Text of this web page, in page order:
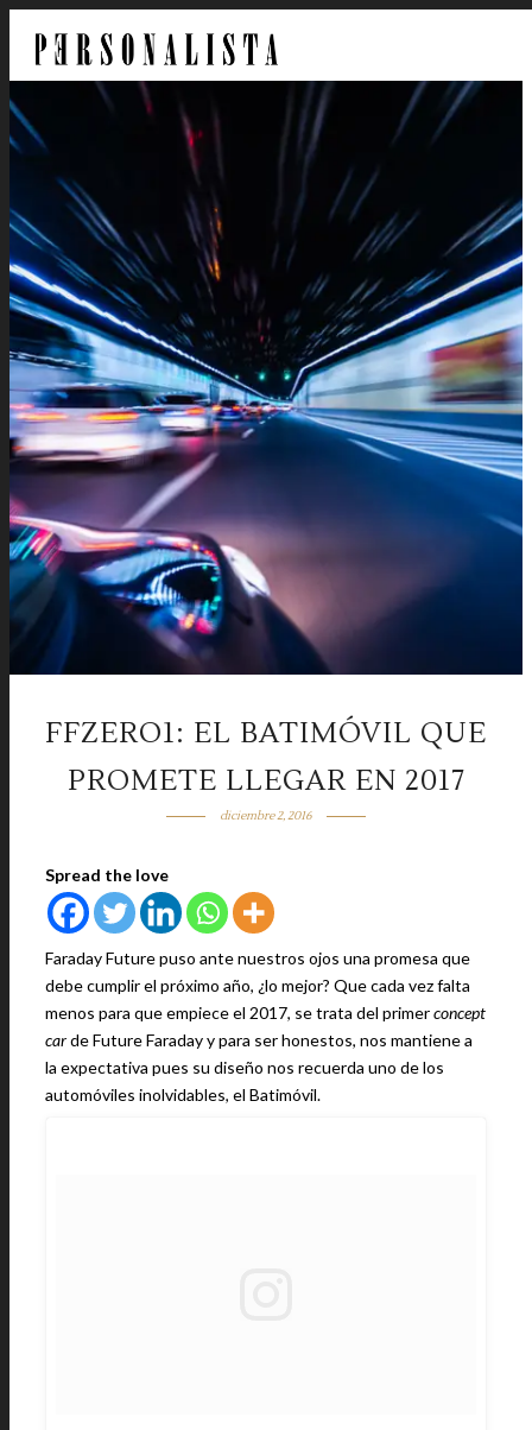
FFZERO1: EL BATIMÓVIL QUE
PROMETE LLEGAR EN 2017
diciembre 2, 2016
Spread the love
Faraday Future puso ante nuestros ojos una promesa que
debe cumplir el próximo año, ¿lo mejor? Que cada vez falta
menos para que empiece el 2017, se trata del primerconcept
carde Future Faraday y para ser honestos, nos mantiene a
la expectativa pues su diseño nos recuerda uno de los
automóviles inolvidables, el Batimóvil.